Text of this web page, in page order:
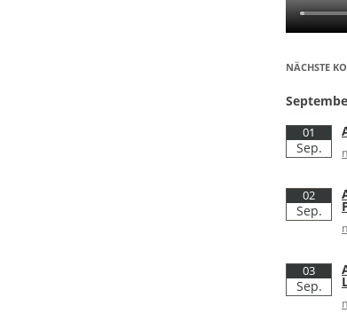
NÄCHSTE
01
Sep.
02
Sep.
03
Sep.